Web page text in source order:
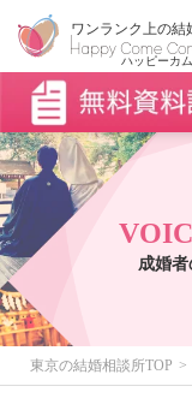
成婚者
東京の結婚相談所TOP